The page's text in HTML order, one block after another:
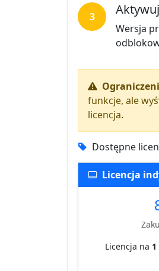
3
Wersja
funkcje, ale
licencja.
Dostępne
Licencja
Licencja na